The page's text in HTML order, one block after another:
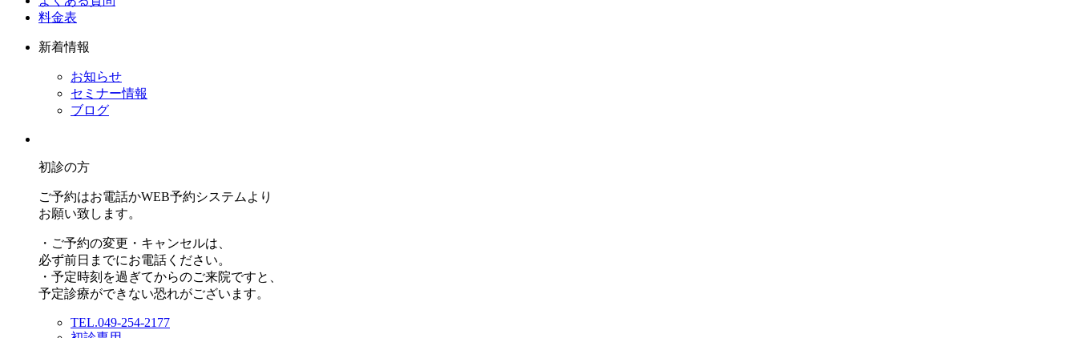
料金表
新着情報
お知らせ
セミナー情報
ブログ
初診の方
ご予約はお電話かWEB予約システムより
お願い致します。
・ご予約の変更・キャンセルは、
必ず前日までにお電話ください。
・予定時刻を過ぎてからのご来院ですと、
予定診療ができない恐れがございます。
TEL.049-254-2177